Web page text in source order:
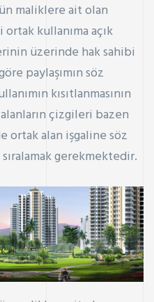
maliklere ait olan
ortak kullanıma açık
üzerinde hak sahibi
paylaşımın söz
kısıtlanmasının
çizgileri bazen
alan işgaline söz
gerekmektedir.